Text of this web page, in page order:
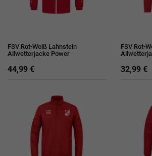
FSV Rot-Weiß Lahnstein
Allwetterjacke Power
44,99 €
FSV Rot-
32,99 €